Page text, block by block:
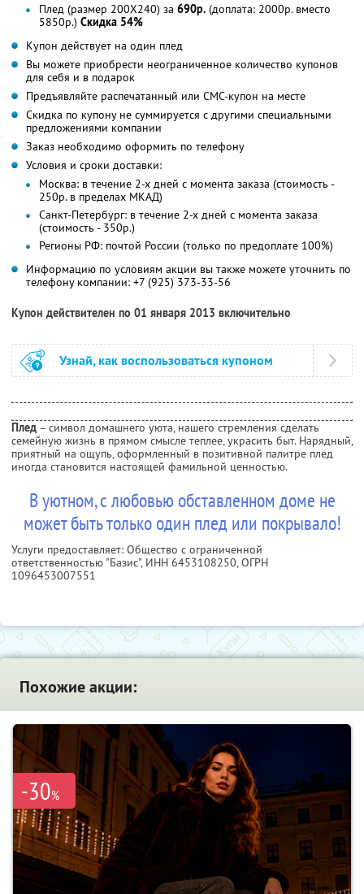
Плед (размер 200Х240) за 690р. (доплата: 2000р. вместо
5850р.) Скидка 54%
Купон действует на один плед
Вы можете приобрести неограниченное количество купонов
для себя и в подарок
Предъявляйте распечатанный или СМС-купон на месте
Скидка по купону не суммируется с другими специальными
предложениями компании
Заказ необходимо оформить по телефону
Условия и сроки доставки:
Москва: в течение 2-х дней с момента заказа (стоимость -
250р. в пределах МКАД)
Санкт-Петербург: в течение 2-х дней с момента заказа
(стоимость - 350р.)
Регионы РФ: почтой России (только по предоплате 100%)
Информацию по условиям акции вы также можете уточнить по
телефону компании: +7 (925) 373-33-56
Купон действителен по 01 января 2013 включительно
Узнай, как воспользоваться купоном
Плед – символ домашнего уюта, нашего стремления сделать
семейную жизнь в прямом смысле теплее, украсить быт. Нарядный,
приятный на ощупь, оформленный в позитивной палитре плед
иногда становится настоящей фамильной ценностью.
В уютном, с любовью обставленном доме не
может быть только один плед или покрывало!
Услуги предоставляет: Общество с ограниченной
ответственностью "Базис", ИНН 6453108250, ОГРН
1096453007551
Похожие акции:
-30%